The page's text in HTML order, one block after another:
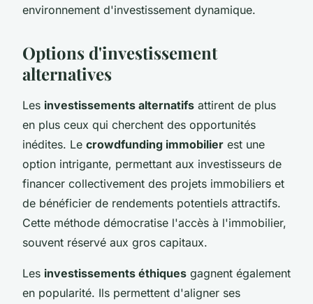
environnement d'investissement dynamique.
Options d'investissement
alternatives
Les investissements alternatifs attirent de plus
en plus ceux qui cherchent des opportunités
inédites. Le crowdfunding immobilier est une
option intrigante, permettant aux investisseurs de
financer collectivement des projets immobiliers et
de bénéficier de rendements potentiels attractifs.
Cette méthode démocratise l'accès à l'immobilier,
souvent réservé aux gros capitaux.
Les investissements éthiques gagnent également
en popularité. Ils permettent d'aligner ses